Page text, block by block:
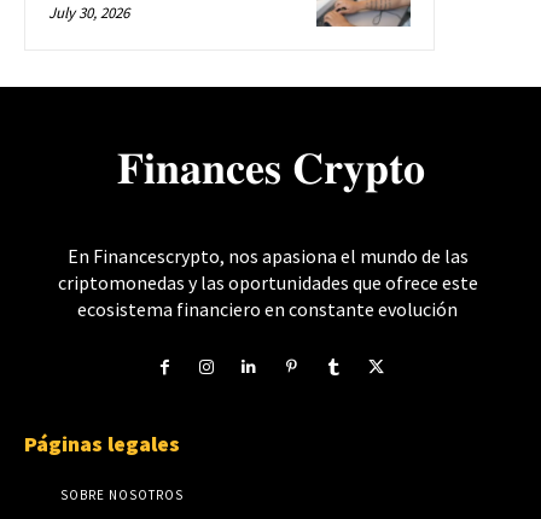
July 30, 2026
𝐅𝐢𝐧𝐚𝐧𝐜𝐞𝐬 𝐂𝐫𝐲𝐩𝐭𝐨
En Financescrypto, nos apasiona el mundo de las
criptomonedas y las oportunidades que ofrece este
ecosistema financiero en constante evolución
Páginas legales
SOBRE NOSOTROS